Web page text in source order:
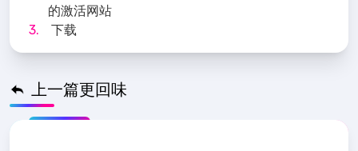
的激活网站
下载
上一篇更回味